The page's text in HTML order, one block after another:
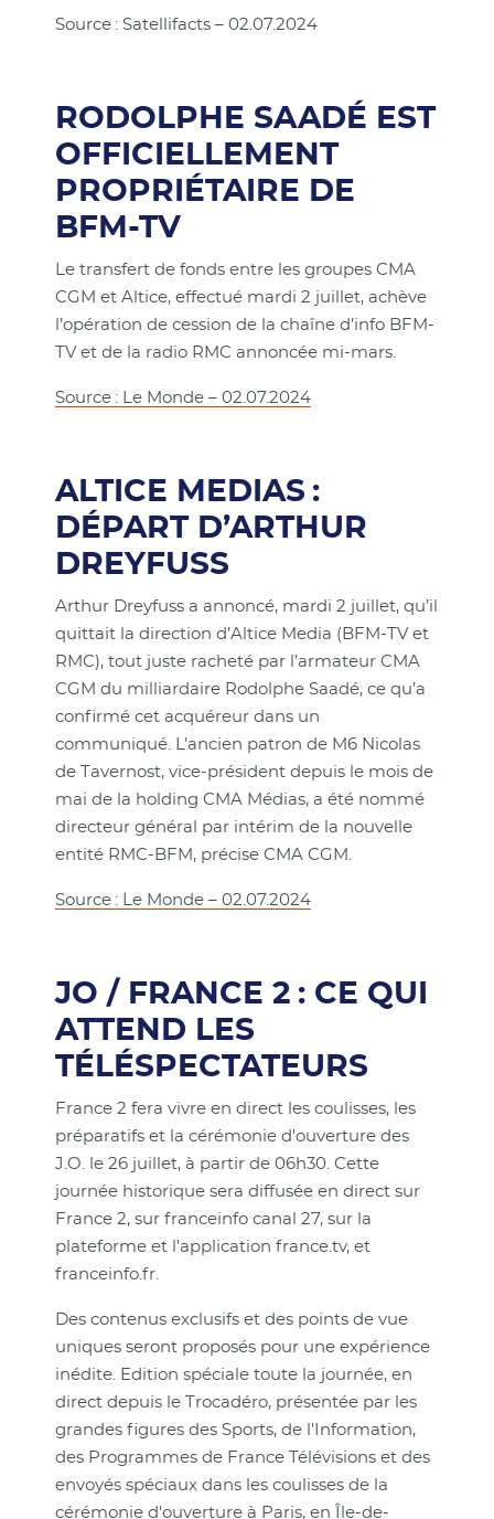
Source : Satellifacts – 02.07.2024
RODOLPHE SAADÉ EST
OFFICIELLEMENT
PROPRIÉTAIRE DE
BFM-TV
Le transfert de fonds entre les groupes CMA
CGM et Altice, effectué mardi 2 juillet, achève
l’opération de cession de la chaîne d’info BFM-
TV et de la radio RMC annoncée mi-mars.
Source : Le Monde – 02.07.2024
ALTICE MEDIAS :
DÉPART D’ARTHUR
DREYFUSS
Arthur Dreyfuss a annoncé, mardi 2 juillet, qu’il
quittait la direction d’Altice Media (BFM-TV et
RMC), tout juste racheté par l’armateur CMA
CGM du milliardaire Rodolphe Saadé, ce qu’a
confirmé cet acquéreur dans un
communiqué. L’ancien patron de M6 Nicolas
de Tavernost, vice-président depuis le mois de
mai de la holding CMA Médias, a été nommé
directeur général par intérim de la nouvelle
entité RMC-BFM, précise CMA CGM.
Source : Le Monde – 02.07.2024
JO / FRANCE 2 : CE QUI
ATTEND LES
TÉLÉSPECTATEURS
France 2 fera vivre en direct les coulisses, les
préparatifs et la cérémonie d'ouverture des
J.O. le 26 juillet, à partir de 06h30. Cette
journée historique sera diffusée en direct sur
France 2, sur franceinfo canal 27, sur la
plateforme et l'application france.tv, et
franceinfo.fr.
Des contenus exclusifs et des points de vue
uniques seront proposés pour une expérience
inédite. Edition spéciale toute la journée, en
direct depuis le Trocadéro, présentée par les
grandes figures des Sports, de l'Information,
des Programmes de France Télévisions et des
envoyés spéciaux dans les coulisses de la
cérémonie d'ouverture à Paris, en Île-de-